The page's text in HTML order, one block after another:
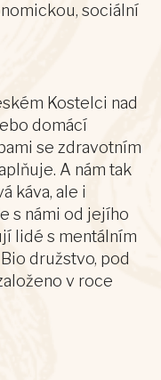
sociální
Kostelci nad
domácí
se zdravotním
A nám tak
káva, ale i
s námi od jejího
lidé s mentálním
družstvo, pod
v roce